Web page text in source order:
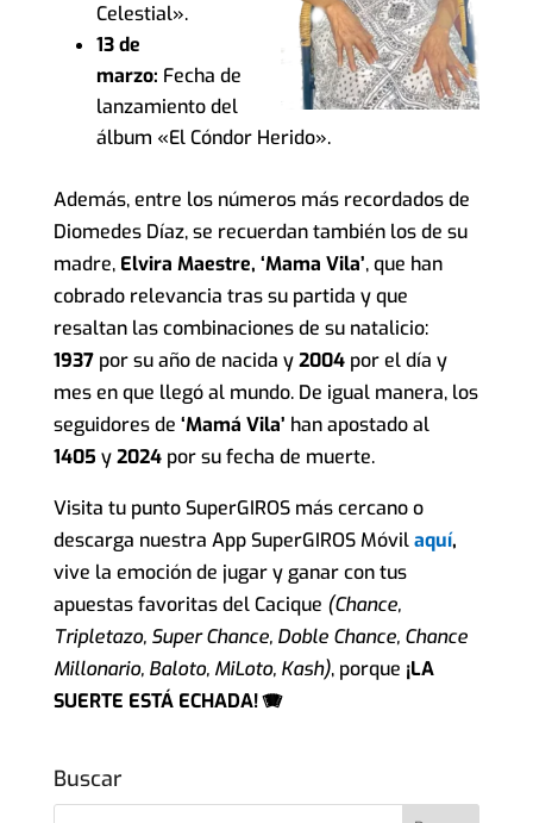
Celestial».
13 de
marzo: Fecha de
lanzamiento del
álbum «El Cóndor Herido».
Además, entre los números más recordados de
Diomedes Díaz, se recuerdan también los de su
madre, Elvira Maestre, ‘Mama Vila’, que han
cobrado relevancia tras su partida y que
resaltan las combinaciones de su natalicio:
1937por su año de nacida y2004 por el día y
mes en que llegó al mundo. De igual manera, los
seguidores de ‘Mamá Vila’ han apostado al
1405 y2024 por su fecha de muerte.
Visita tu punto SuperGIROS más cercano o
descarga nuestra App SuperGIROS Móvilaquí,
vive la emoción de jugar y ganar con tus
apuestas favoritas del Cacique (Chance,
Tripletazo, Super Chance, Doble Chance, Chance
Millonario, Baloto, MiLoto, Kash), porque ¡LA
SUERTE ESTÁ ECHADA! 🪗
Buscar